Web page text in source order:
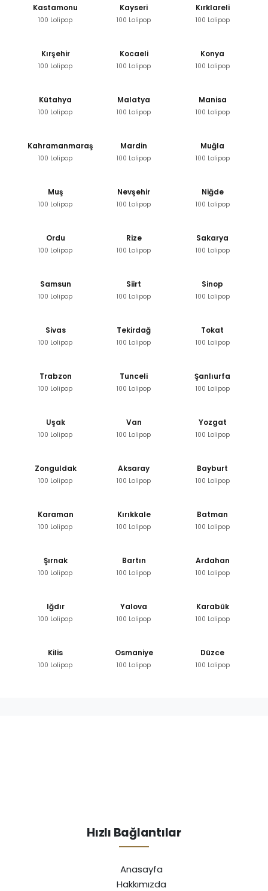
Kastamonu
100 Lolipop
Kayseri
100 Lolipop
Kırklareli
100 Lolipop
Kırşehir
100 Lolipop
Kocaeli
100 Lolipop
Konya
100 Lolipop
Kütahya
100 Lolipop
Malatya
100 Lolipop
Manisa
100 Lolipop
Kahramanmaraş
100 Lolipop
Mardin
100 Lolipop
Muğla
100 Lolipop
Muş
100 Lolipop
Nevşehir
100 Lolipop
Niğde
100 Lolipop
Ordu
100 Lolipop
Rize
100 Lolipop
Sakarya
100 Lolipop
Samsun
100 Lolipop
Siirt
100 Lolipop
Sinop
100 Lolipop
Sivas
100 Lolipop
Tekirdağ
100 Lolipop
Tokat
100 Lolipop
Trabzon
100 Lolipop
Tunceli
100 Lolipop
Şanlıurfa
100 Lolipop
Uşak
100 Lolipop
Van
100 Lolipop
Yozgat
100 Lolipop
Zonguldak
100 Lolipop
Aksaray
100 Lolipop
Bayburt
100 Lolipop
Karaman
100 Lolipop
Kırıkkale
100 Lolipop
Batman
100 Lolipop
Şırnak
100 Lolipop
Bartın
100 Lolipop
Ardahan
100 Lolipop
Iğdır
100 Lolipop
Yalova
100 Lolipop
Karabük
100 Lolipop
Kilis
100 Lolipop
Osmaniye
100 Lolipop
Düzce
100 Lolipop
Hızlı Bağlantılar
Anasayfa
Hakkımızda